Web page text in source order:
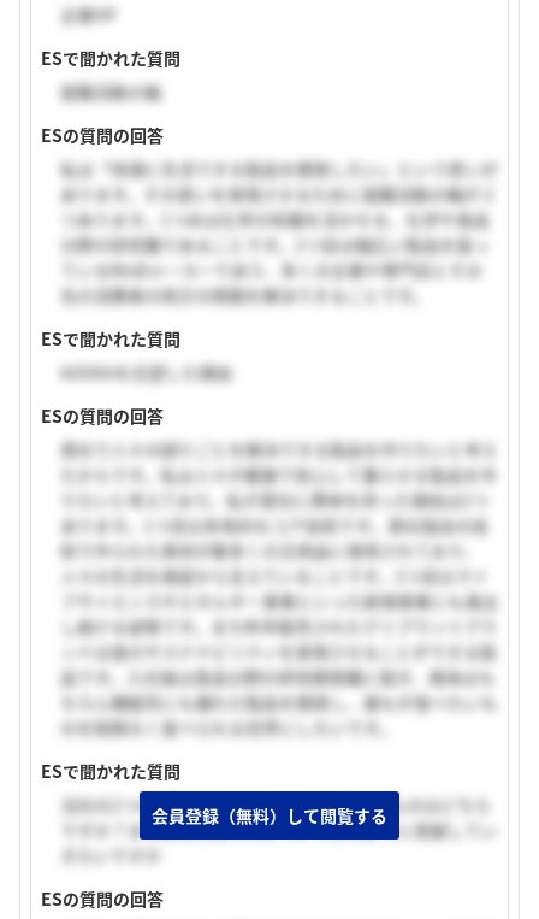
企業HP
ESで聞かれた質問
就職活動の軸
ESの質問の回答
私は「快適に生活できる製品を開発したい」という思いが
あります。その思いを実現させるために就職活動の軸が２
つあります。1つめは化学の知識を活かせる、化学や食品
分野の研究職であることです。2つ目は幅広い製品を扱っ
ているBtoBメーカーであり、多くの企業や専門店とその
先の消費者の両方の問題を解決できることです。
ESで聞かれた質問
ADEKAを志望した理由
ESの質問の回答
貴社で人々の困りごとを解決できる製品を作りたいと考え
たからです。私は人々が健康で安心して暮らせる製品を作
りたいと考えており、私が貴社に興味を持った理由は2つ
あります。1つ目は多角的なコア技術です。貴社独自の技
術で作られた素材が数多くの日用品に使用されており、
人々の生活を根底から支えていることです。2つ目はライ
フサイエンスやエネルギー事業といった新規事業にも進出
し続ける姿勢です。また昨年販売されたデリプランツブラ
ンドは食のサステナビリティを実現させることができる製
品です。入社後は食品分野の研究開発職に就き、風味はも
ちろん機能性にも優れた製品を開発し、誰もが食べたいも
のを制限なく食べられる世界にしたいです。
ESで聞かれた質問
当社の2つの経営理念のうち、より共感するものはどちら
ですか？またあなたはそれについてどのように貢献してい
きたいですか
ESの質問の回答
会員登録（無料）して閲覧する